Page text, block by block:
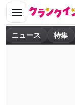
ニュース 特集